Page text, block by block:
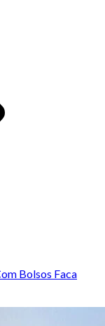
Bolsos Faca